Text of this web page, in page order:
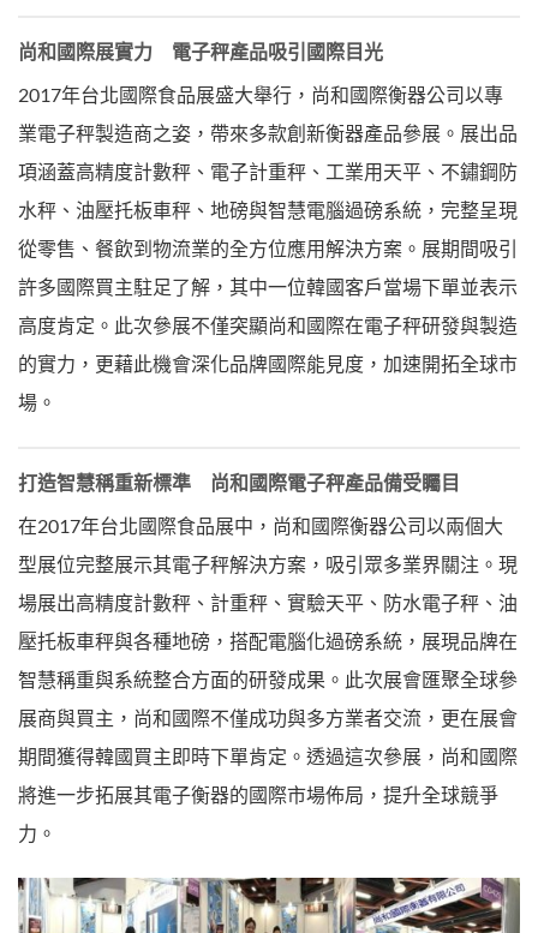
尚和國際展實力 電子秤產品吸引國際目光
2017年台北國際食品展盛大舉行，尚和國際衡器公司以專
業電子秤製造商之姿，帶來多款創新衡器產品參展。展出品
項涵蓋高精度計數秤、電子計重秤、工業用天平、不鏽鋼防
水秤、油壓托板車秤、地磅與智慧電腦過磅系統，完整呈現
從零售、餐飲到物流業的全方位應用解決方案。展期間吸引
許多國際買主駐足了解，其中一位韓國客戶當場下單並表示
高度肯定。此次參展不僅突顯尚和國際在電子秤研發與製造
的實力，更藉此機會深化品牌國際能見度，加速開拓全球市
場。
打造智慧稱重新標準 尚和國際電子秤產品備受矚目
在2017年台北國際食品展中，尚和國際衡器公司以兩個大
型展位完整展示其電子秤解決方案，吸引眾多業界關注。現
場展出高精度計數秤、計重秤、實驗天平、防水電子秤、油
壓托板車秤與各種地磅，搭配電腦化過磅系統，展現品牌在
智慧稱重與系統整合方面的研發成果。此次展會匯聚全球參
展商與買主，尚和國際不僅成功與多方業者交流，更在展會
期間獲得韓國買主即時下單肯定。透過這次參展，尚和國際
將進一步拓展其電子衡器的國際市場佈局，提升全球競爭
力。